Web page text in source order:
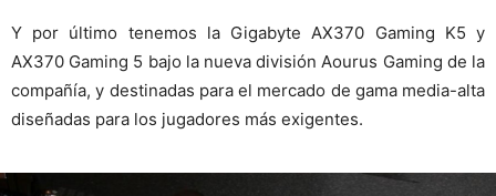
Y por último tenemos la Gigabyte AX370 Gaming K5 y
AX370 Gaming 5 bajo la nueva división Aourus Gaming de la
compañía, y destinadas para el mercado de gama media-alta
diseñadas para los jugadores más exigentes.